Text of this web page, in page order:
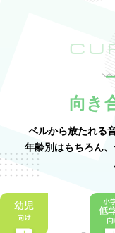
向き
ベルから放たれる
年齢別はもちろん